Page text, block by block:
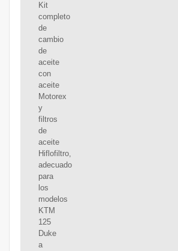
Kit
completo
de
cambio
de
aceite
con
aceite
Motorex
y
filtros
de
aceite
Hiflofiltro,
adecuado
para
los
modelos
KTM
125
Duke
a